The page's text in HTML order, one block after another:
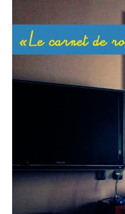
Actualités
Tendances
Tous nos articles
À propos